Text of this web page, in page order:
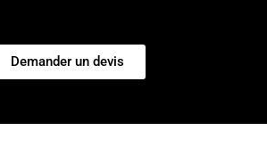
Demander un devis